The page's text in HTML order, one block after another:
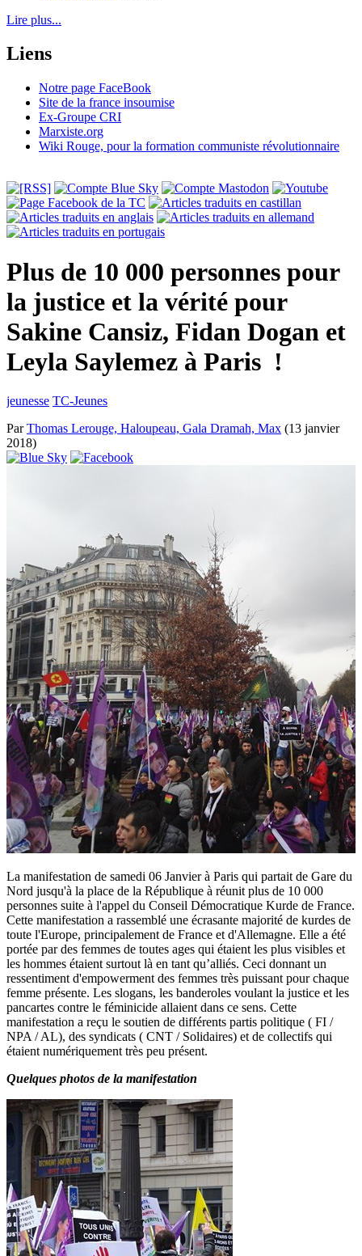
Lire plus...
Liens
Notre page FaceBook
Site de la france insoumise
Ex-Groupe CRI
Marxiste.org
Wiki Rouge, pour la formation communiste révolutionnaire
Plus de 10 000 personnes pour
la justice et la vérité pour
Sakine Cansiz, Fidan Dogan et
Leyla Saylemez à Paris !
jeunesse TC-Jeunes
ParThomas Lerouge, Haloupeau, Gala Dramah, Max (13 janvier
2018)
La manifestation de samedi 06 Janvier à Paris qui partait de Gare du
Nord jusqu'à la place de la République à réunit plus de 10 000
personnes suite à l'appel du Conseil Démocratique Kurde de France.
Cette manifestation a rassemblé une écrasante majorité de kurdes de
toute l'Europe, principalement de France et d'Allemagne. Elle a été
portée par des femmes de toutes ages qui étaient les plus visibles et
les hommes étaient surtout là en tant qu’alliés. Ceci donnant un
ressentiment d'empowerment des femmes très puissant pour chaque
femme présente. Les slogans, les banderoles voulant la justice et les
pancartes contre le féminicide allaient dans ce sens. Cette
manifestation a reçu le soutien de différents partis politique ( FI /
NPA / AL), des syndicats ( CNT / Solidaires) et de collectifs qui
étaient numériquement très peu présent.
Quelques photos de la manifestation